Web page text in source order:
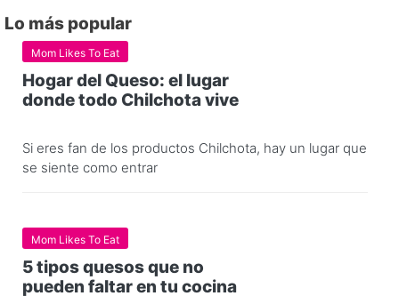
Lo más popular
Mom Likes To Eat
Hogar del Queso: el lugar
donde todo Chilchota vive
Si eres fan de los productos Chilchota, hay un lugar que
se siente como entrar
Mom Likes To Eat
5 tipos quesos que no
pueden faltar en tu cocina